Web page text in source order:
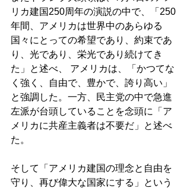
リカ建国250周年の演説の中で、「250
年間、アメリカは世界中のあらゆる
国々にとっての希望であり、約束であ
り、光であり、栄光であり続けてき
た」と述べ、 アメリカは、「かつてな
く強く、自由で、豊かで、誇り高い」
と強調した。一方、民主党の中で急進
左派が台頭していることを念頭に「ア
メリカに共産主義者は不要だ」と述べ
た。
そして「アメリカ建国の理念と自由を
守り、再び偉大な国家にする」という